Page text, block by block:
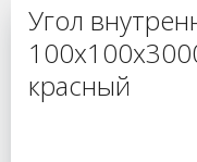
Угол
красный